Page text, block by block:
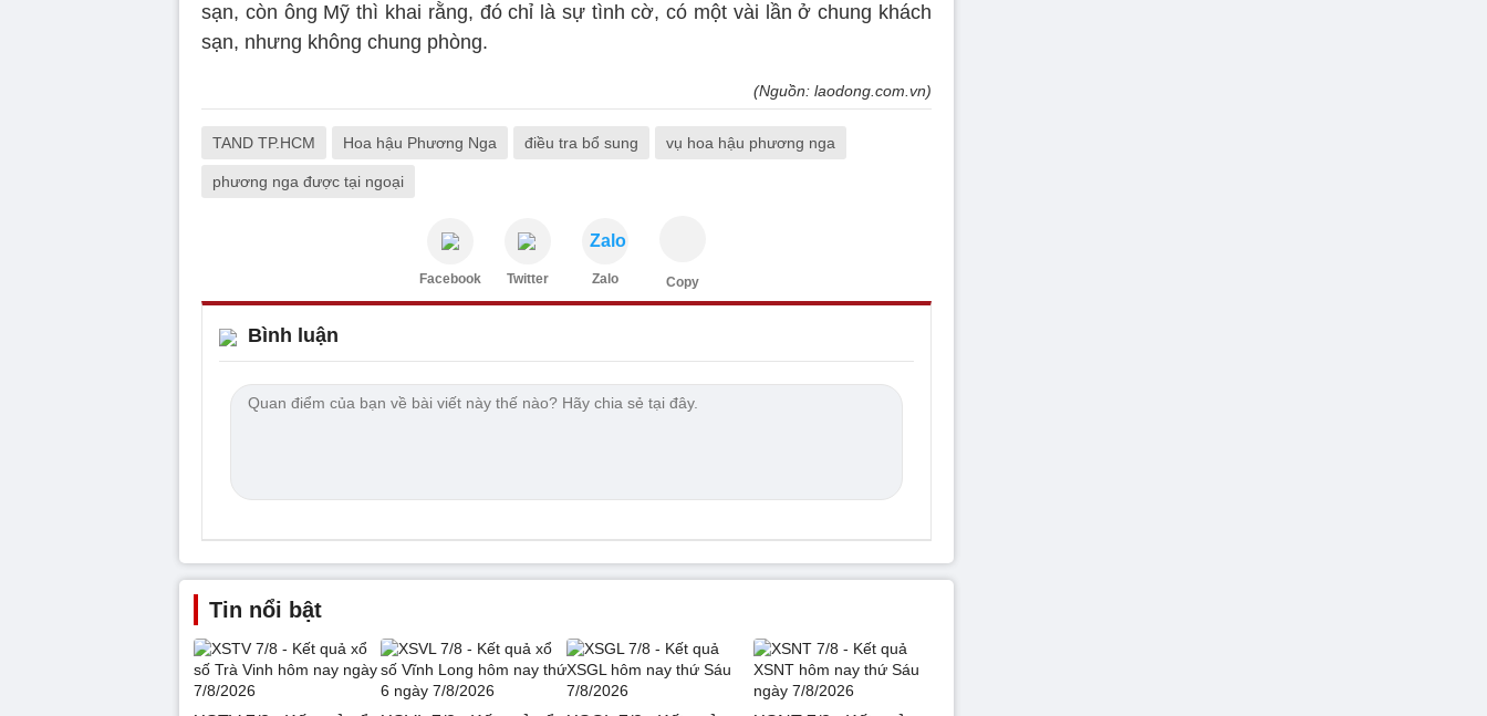
sạn, còn ông Mỹ thì khai rằng, đó chỉ là sự tình cờ, có một vài lần ở chung khách
sạn, nhưng không chung phòng.
(Nguồn: laodong.com.vn)
TAND TP.HCM Hoa hậu Phương Nga điều tra bổ sung vụ hoa hậu phương nga
phương nga được tại ngoại
Facebook Twitter
Zalo
Zalo Copy
Bình luận
Tin nổi bật